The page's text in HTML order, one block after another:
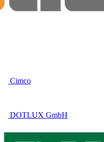
Cimco
DOTLUX GmbH